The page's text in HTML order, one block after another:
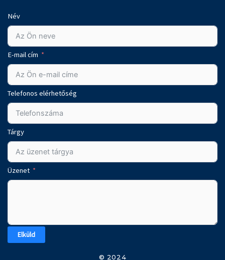
Név
E-mail cím
Telefonos elérhetőség
Tárgy
Üzenet
Elküld
© 2024